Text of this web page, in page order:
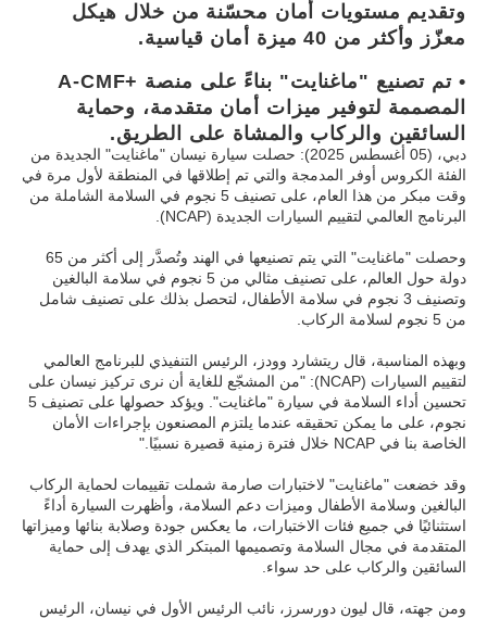
وتقديم مستويات أمان محسّنة من خلال هيكل
معزّز وأكثر من 40 ميزة أمان قياسية.
• تم تصنيع "ماغنايت" بناءً على منصة +A-CMF
المصممة لتوفير ميزات أمان متقدمة، وحماية
السائقين والركاب والمشاة على الطريق.
دبي، (05 أغسطس 2025): حصلت سيارة نيسان "ماغنايت" الجديدة من
الفئة الكروس أوفر المدمجة والتي تم إطلاقها في المنطقة لأول مرة في
وقت مبكر من هذا العام، على تصنيف 5 نجوم في السلامة الشاملة من
البرنامج العالمي لتقييم السيارات الجديدة (NCAP).
وحصلت "ماغنايت" التي يتم تصنيعها في الهند وتُصدَّر إلى أكثر من 65
دولة حول العالم، على تصنيف مثالي من 5 نجوم في سلامة البالغين
وتصنيف 3 نجوم في سلامة الأطفال، لتحصل بذلك على تصنيف شامل
من 5 نجوم لسلامة الركاب.
وبهذه المناسبة، قال ريتشارد وودز، الرئيس التنفيذي للبرنامج العالمي
لتقييم السيارات (NCAP): "من المشجّع للغاية أن نرى تركيز نيسان على
تحسين أداء السلامة في سيارة "ماغنايت". ويؤكد حصولها على تصنيف 5
نجوم، على ما يمكن تحقيقه عندما يلتزم المصنعون بإجراءات الأمان
الخاصة بنا في NCAP خلال فترة زمنية قصيرة نسبيًا."
وقد خضعت "ماغنايت" لاختبارات صارمة شملت تقييمات لحماية الركاب
البالغين وسلامة الأطفال وميزات دعم السلامة، وأظهرت السيارة أداءً
استثنائيًا في جميع فئات الاختبارات، ما يعكس جودة وصلابة بنائها وميزاتها
المتقدمة في مجال السلامة وتصميمها المبتكر الذي يهدف إلى حماية
السائقين والركاب على حد سواء.
ومن جهته، قال ليون دورسرز، نائب الرئيس الأول في نيسان، الرئيس